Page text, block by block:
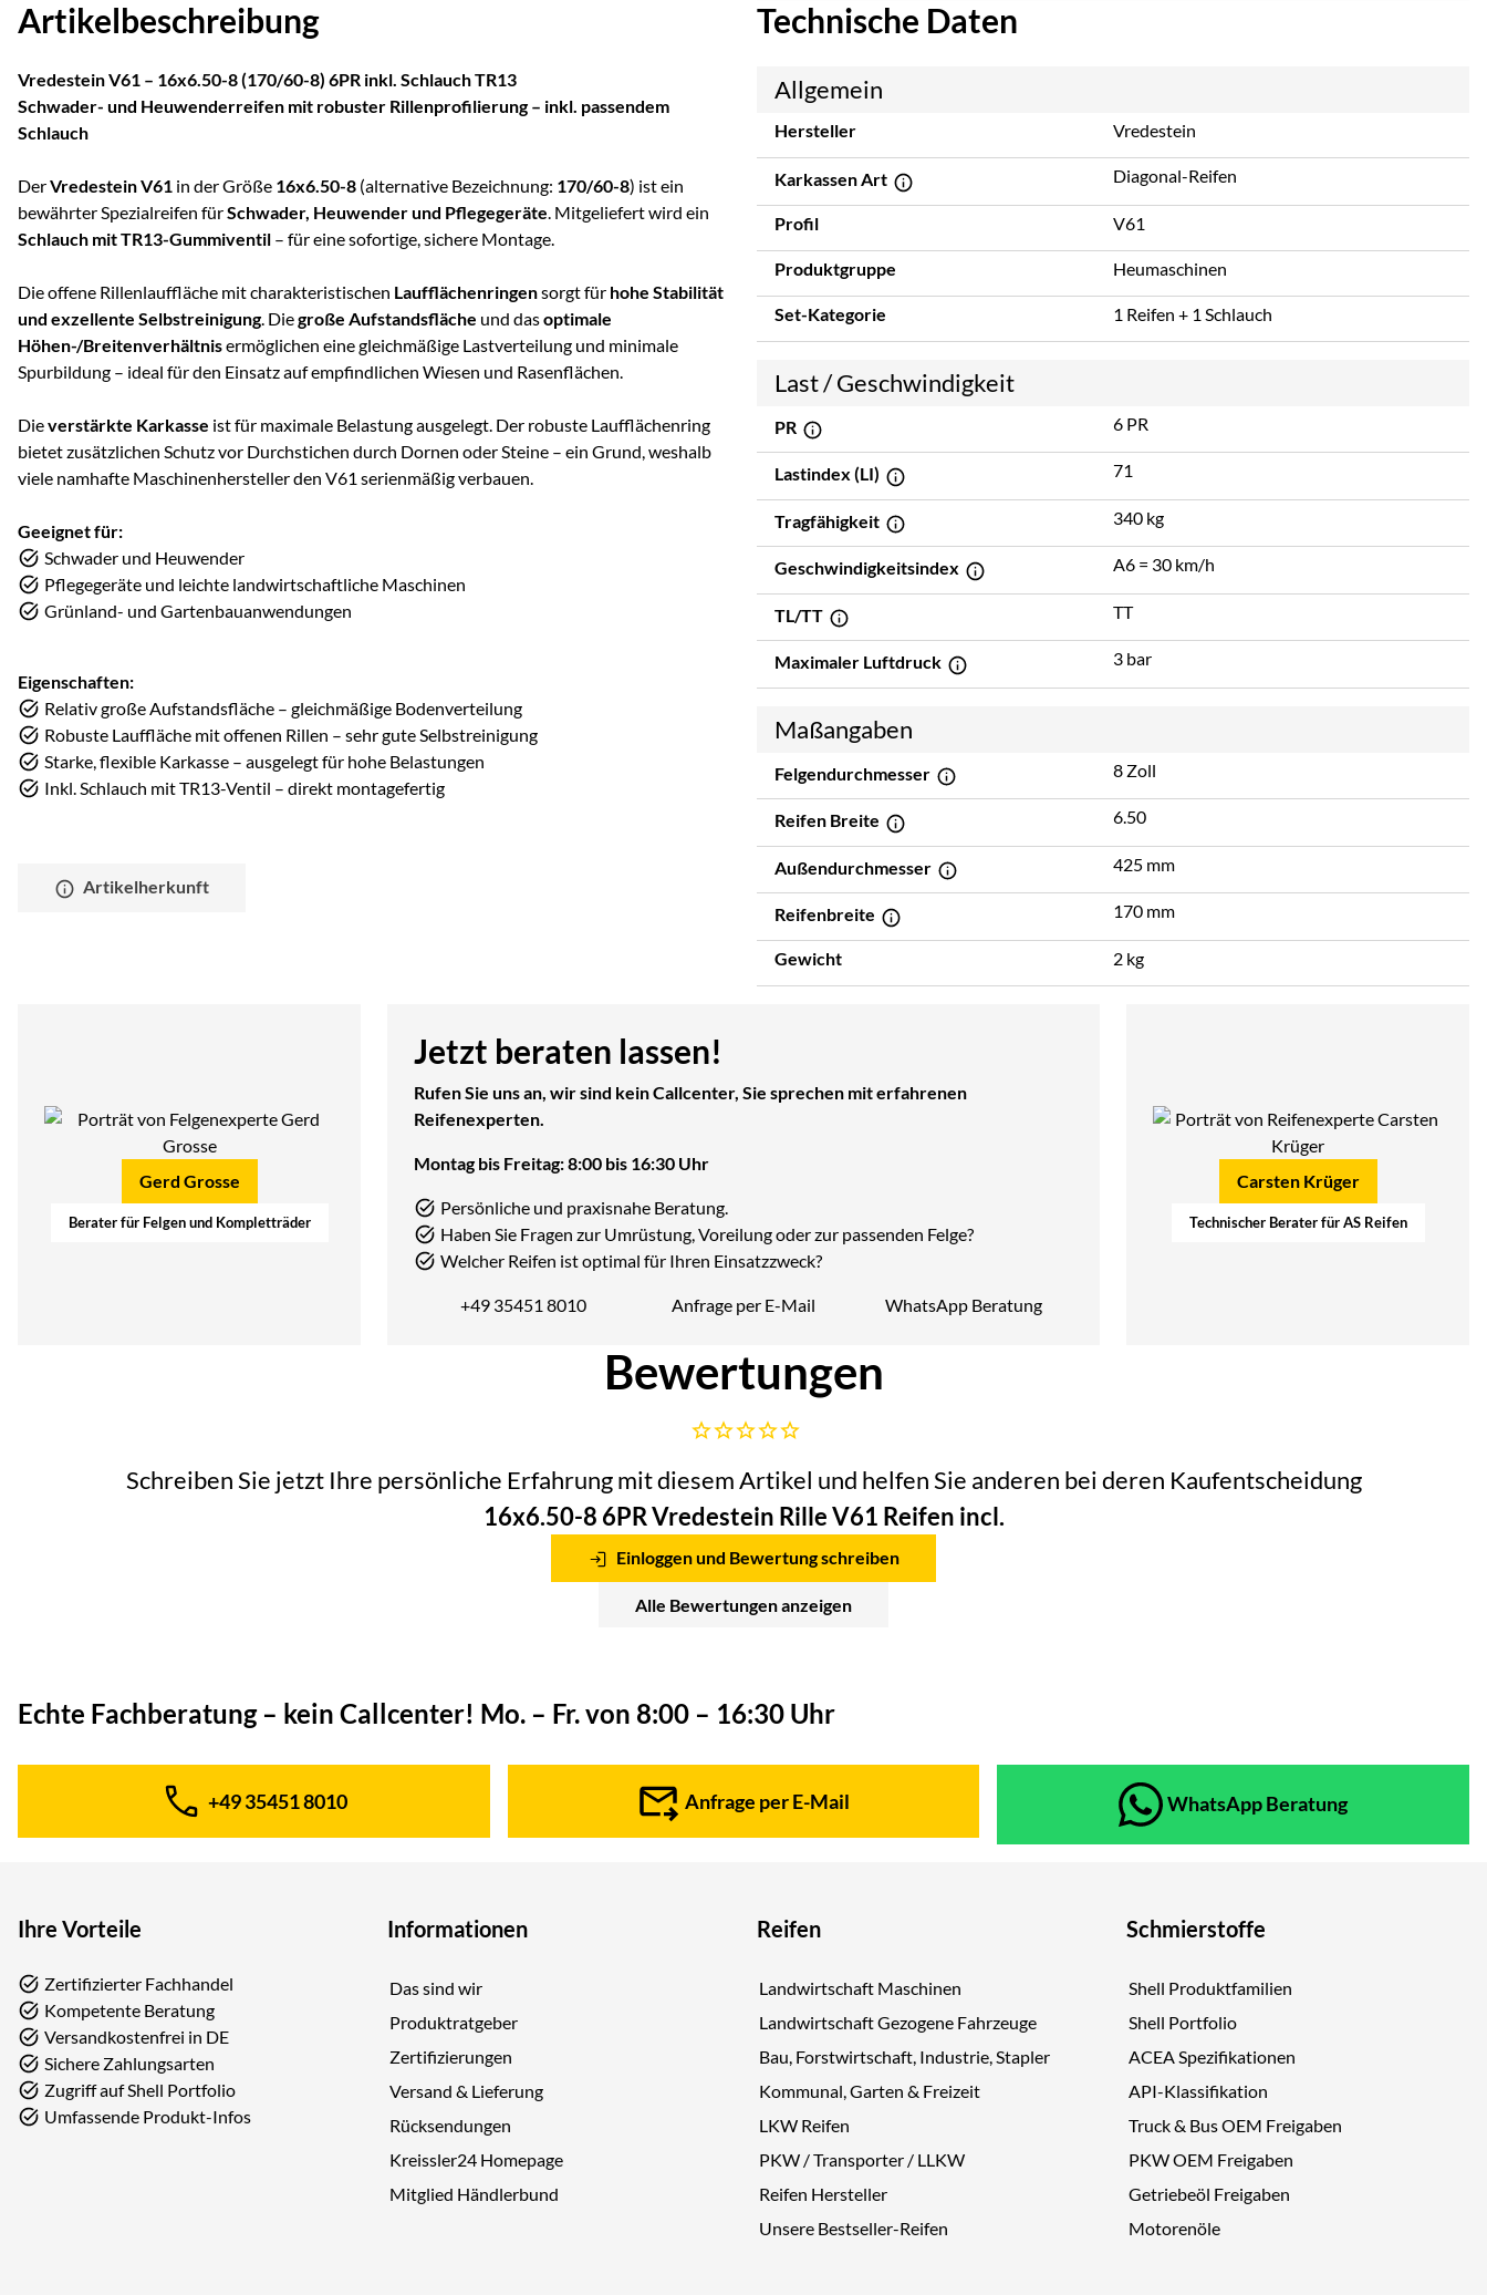
Artikelbeschreibung
Vredestein V61 – 16x6.50-8 (170/60-8) 6PR inkl. Schlauch TR13
Schwader- und Heuwenderreifen mit robuster Rillenprofilierung – inkl. passendem
Schlauch
DerVredestein V61 in der Größe 16x6.50-8 (alternative Bezeichnung: 170/60-8) ist ein
bewährter Spezialreifen fürSchwader, Heuwender und Pflegegeräte. Mitgeliefert wird ein
Schlauch mit TR13-Gummiventil – für eine sofortige, sichere Montage.
Die offene Rillenlauffläche mit charakteristischen Laufflächenringensorgt für hohe Stabilität
und exzellente Selbstreinigung. Diegroße Aufstandsfläche und dasoptimale
Höhen-/Breitenverhältnisermöglichen eine gleichmäßige Lastverteilung und minimale
Spurbildung – ideal für den Einsatz auf empfindlichen Wiesen und Rasenflächen.
Dieverstärkte Karkasse ist für maximale Belastung ausgelegt. Der robuste Laufflächenring
bietet zusätzlichen Schutz vor Durchstichen durch Dornen oder Steine – ein Grund, weshalb
viele namhafte Maschinenhersteller den V61 serienmäßig verbauen.
Geeignet für:
Schwader und Heuwender
Pflegegeräte und leichte landwirtschaftliche Maschinen
Grünland- und Gartenbauanwendungen
Eigenschaften:
Relativ große Aufstandsfläche – gleichmäßige Bodenverteilung
Robuste Lauffläche mit offenen Rillen – sehr gute Selbstreinigung
Starke, flexible Karkasse – ausgelegt für hohe Belastungen
Inkl. Schlauch mit TR13-Ventil – direkt montagefertig
Artikelherkunft
Technische Daten
Allgemein
Hersteller Vredestein
Karkassen Art Diagonal-Reifen
Profil V61
Produktgruppe Heumaschinen
Set-Kategorie 1 Reifen + 1 Schlauch
Last / Geschwindigkeit
PR 6 PR
Lastindex (LI) 71
Tragfähigkeit 340 kg
Geschwindigkeitsindex A6 = 30 km/h
TL/TT TT
Maximaler Luftdruck 3 bar
Maßangaben
Felgendurchmesser 8 Zoll
Reifen Breite 6.50
Außendurchmesser 425 mm
Reifenbreite 170 mm
Gewicht 2 kg
Gerd Grosse
Berater für Felgen und Kompletträder
Jetzt beraten lassen!
Rufen Sie uns an, wir sind kein Callcenter, Sie sprechen mit erfahrenen
Reifenexperten.
Montag bis Freitag: 8:00 bis 16:30 Uhr
Persönliche und praxisnahe Beratung.
Haben Sie Fragen zur Umrüstung, Voreilung oder zur passenden Felge?
Welcher Reifen ist optimal für Ihren Einsatzzweck?
Telefon:
+49 35451 8010 Anfrage per E-Mail WhatsApp Beratung
Carsten Krüger
Technischer Berater für AS Reifen
Bewertungen
Noch keine Bewertungen abgegeben
Schreiben Sie jetzt Ihre persönliche Erfahrung mit diesem Artikel und helfen Sie anderen bei deren Kaufentscheidung
16x6.50-8 6PR Vredestein Rille V61 Reifen incl.
Einloggen und Bewertung schreiben
Alle Bewertungen anzeigen
Echte Fachberatung – kein Callcenter! Mo. – Fr. von 8:00 – 16:30 Uhr
Telefon:
+49 35451 8010 Anfrage per E-Mail WhatsApp Beratung
Ihre Vorteile
Zertifizierter Fachhandel
Kompetente Beratung
Versandkostenfrei in DE
Sichere Zahlungsarten
Zugriff auf Shell Portfolio
Umfassende Produkt-Infos
Informationen
Das sind wir
Produktratgeber
Zertifizierungen
Versand & Lieferung
Rücksendungen
Kreissler24 Homepage
Mitglied Händlerbund
Reifen
Landwirtschaft Maschinen
Landwirtschaft Gezogene Fahrzeuge
Bau, Forstwirtschaft, Industrie, Stapler
Kommunal, Garten & Freizeit
LKW Reifen
PKW / Transporter / LLKW
Reifen Hersteller
Unsere Bestseller-Reifen
Schmierstoffe
Shell Produktfamilien
Shell Portfolio
ACEA Spezifikationen
API-Klassifikation
Truck & Bus OEM Freigaben
PKW OEM Freigaben
Getriebeöl Freigaben
Motorenöle